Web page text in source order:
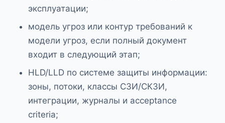
эксплуатации;
модель угроз или контур требований к
модели угроз, если полный документ
входит в следующий этап;
HLD/LLD по системе защиты информации:
зоны, потоки, классы СЗИ/СКЗИ,
интеграции, журналы и acceptance
criteria;